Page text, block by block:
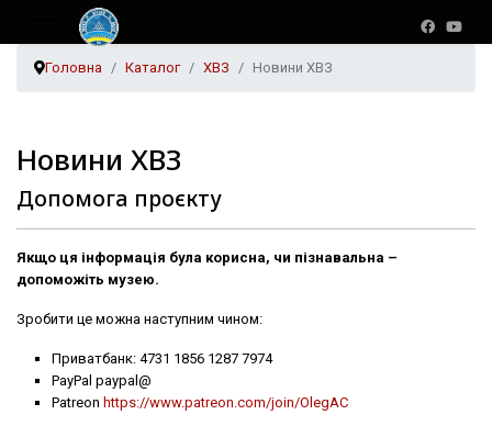
Головна Каталог ХВЗ Новини ХВЗ
Новини ХВЗ
Допомога проєкту
Якщо ця інформація була корисна, чи пізнавальна –
допоможіть музею.
Зробити це можна наступним чином:
Приватбанк: 4731 1856 1287 7974
PayPal paypal@
Patreon https://www.patreon.com/join/OlegAC